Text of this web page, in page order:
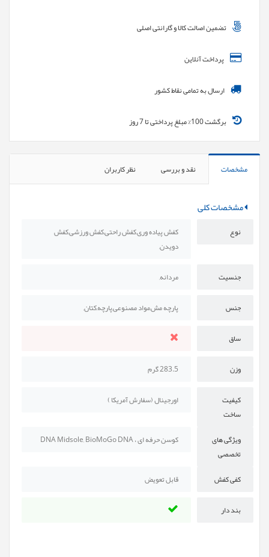
تضمین اصالت کالا و گارانتی اصلی
پرداخت آنلاین
ارسال به تمامی نقاط کشور
برگشت 100% مبلغ پرداختی تا 7 روز
مشخصات نقد و بررسی نظر کاربران
مشخصات کلی
نوع
کفش پیاده وری,کفش راحتی,کفش ورزشی,کفش
دویدن,
جنسیت مردانه,
جنس پارچه مش,مواد مصنوعی,پارچه,کتان,
ساق
وزن 283.5 گرم
کیفیت
ساخت
اورجینال (سفارش آمریکا )
ویژگی های
تخصصی
کوسن حرفه ای ، DNA Midsole, BioMoGo DNA
کفی کفش قابل تعویض
بند دار